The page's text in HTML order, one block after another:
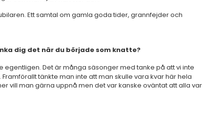
Ett samtal om gamla goda tider, grannfejder och
dig det när du började som knatte?
egentligen. Det är många säsonger med tanke på att vi inte
tänkte man inte att man skulle vara kvar här hela
vill man gärna uppnå men det var kanske oväntat att alla var